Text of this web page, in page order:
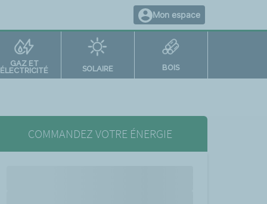
Mon espace
GAZ ET
ÉLECTRICITÉ
SOLAIRE BOIS
COMMANDEZ VOTRE ÉNERGIE